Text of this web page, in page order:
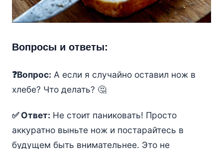
Вопросы и ответы:
❓Вопрос: А если я случайно оставил нож в
хлебе? Что делать? 🤔
✅ Ответ: Не стоит паниковать! Просто
аккуратно выньте нож и постарайтесь в
будущем быть внимательнее. Это не